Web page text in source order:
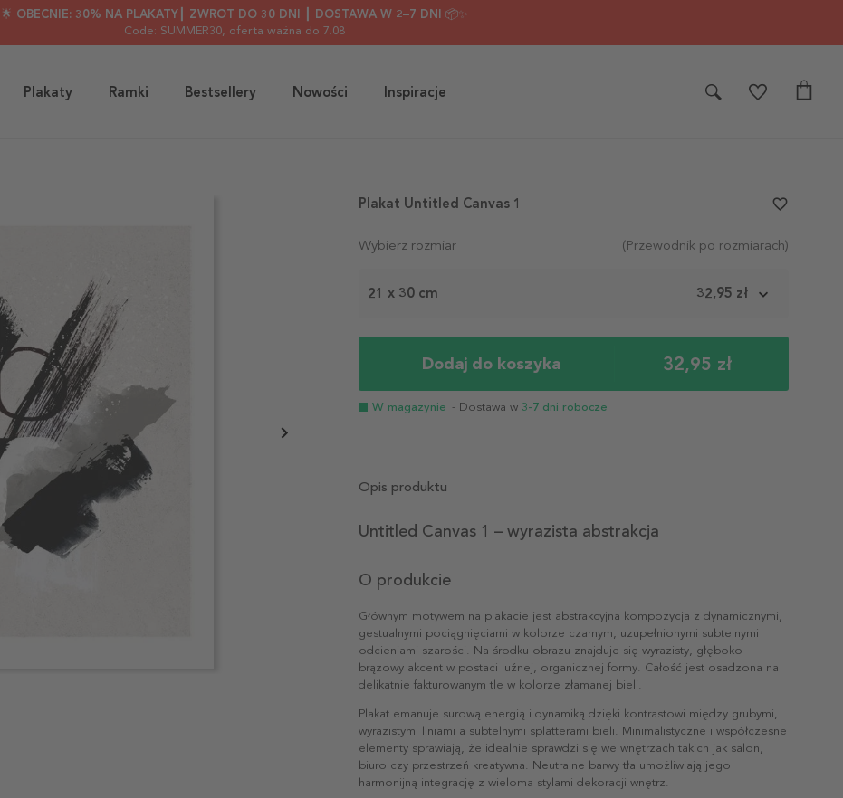
🌟 OBECNIE: 30% NA PLAKATY┃ ZWROT DO 30 DNI ┃ DOSTAWA W 2–7 DNI 📦✨
Code: SUMMER30, oferta ważna do 7.08
Plakaty Ramki Bestsellery Nowości Inspiracje
Wybierz rozmiar (Przewodnik po rozmiarach)
21 x 30 cm 32,95 zł
Dodaj do koszyka 32,95 zł
W magazynie - Dostawa w 3-7 dni robocze
Plakat Untitled Canvas 1 favorite_border
Opis produktu
Untitled Canvas 1 – wyrazista abstrakcja
O produkcie
Głównym motywem na plakacie jest abstrakcyjna kompozycja z dynamicznymi,
gestualnymi pociągnięciami w kolorze czarnym, uzupełnionymi subtelnymi
odcieniami szarości. Na środku obrazu znajduje się wyrazisty, głęboko
brązowy akcent w postaci luźnej, organicznej formy. Całość jest osadzona na
delikatnie fakturowanym tle w kolorze złamanej bieli.
Plakat emanuje surową energią i dynamiką dzięki kontrastowi między grubymi,
wyrazistymi liniami a subtelnymi splatterami bieli. Minimalistyczne i współczesne
elementy sprawiają, że idealnie sprawdzi się we wnętrzach takich jak salon,
biuro czy przestrzeń kreatywna. Neutralne barwy tła umożliwiają jego
harmonijną integrację z wieloma stylami dekoracji wnętrz.